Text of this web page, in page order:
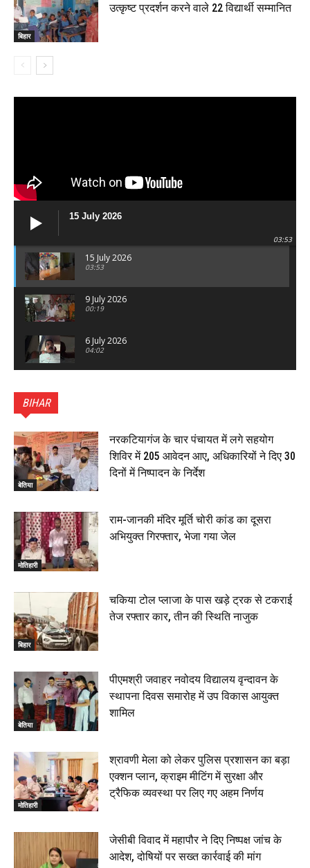
बिहार
उत्कृष्ट प्रदर्शन करने वाले 22 विद्यार्थी सम्मानित
15 July 2026
03:53
15 July 2026
03:53
9 July 2026
00:19
6 July 2026
04:02
का भव्य पथ संचलन, 5 July 2026
00:22
बेतिया : मझौलिया में 1.24 क्विंटल गांजा के साथ बोलेरो ज़ब्त, दो
तस्कर गिरफ्तार, 4 July 2026
00:39
00:33
रक्सौल : सुरक्षा जॉंच को सोना-चांदी दुकानों का एसडीपीओ और
थानाध्यक्ष ने किया निरीक्षण, 19 June 2026
00:58
बेतिया में सगे भाई ने मां के साथ मिलकर की भाई की हत्या, शव
जलाया, दोनों गिरफ्तार, 14 June 2026
00:12
मोतिहारी। NDA सरकार, 12 साल विश्वास के, मीडिया संवाद में
सांसद रधामोहन सिंह, 13 June 2026
02:19
BIHAR
बेतिया
नरकटियागंज के चार पंचायत में लगे सहयोग
शिविर में 205 आवेदन आए, अधिकारियों ने दिए 30
दिनों में निष्पादन के निर्देश
मोतिहारी
राम-जानकी मंदिर मूर्ति चोरी कांड का दूसरा
अभियुक्त गिरफ्तार, भेजा गया जेल
बिहार
चकिया टोल प्लाजा के पास खड़े ट्रक से टकराई
तेज रफ्तार कार, तीन की स्थिति नाजुक
बेतिया
पीएमश्री जवाहर नवोदय विद्यालय वृन्दावन के
स्थापना दिवस समारोह में उप विकास आयुक्त
शामिल
मोतिहारी
श्रावणी मेला को लेकर पुलिस प्रशासन का बड़ा
एक्शन प्लान, क्राइम मीटिंग में सुरक्षा और
ट्रैफिक व्यवस्था पर लिए गए अहम निर्णय
जेसीबी विवाद में महापौर ने दिए निष्पक्ष जांच के
आदेश, दोषियों पर सख्त कार्रवाई की मांग